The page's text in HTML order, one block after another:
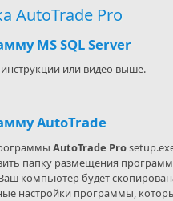
AutoTrade Pro
MS SQL Server
или видео выше.
AutoTrade
AutoTrade Pro
папку размещения
компьютер будет
настройки программы,